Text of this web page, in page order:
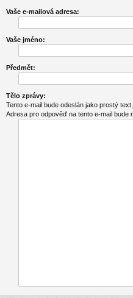
Vaše e-mailová adresa:
Vaše jméno:
Předmět:
Tělo zprávy:
Tento e-mail bude odeslán jako prostý
Adresa pro odpověď na tento e-mail bude